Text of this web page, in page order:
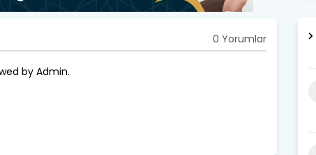
0 Yorumlar
by Admin.